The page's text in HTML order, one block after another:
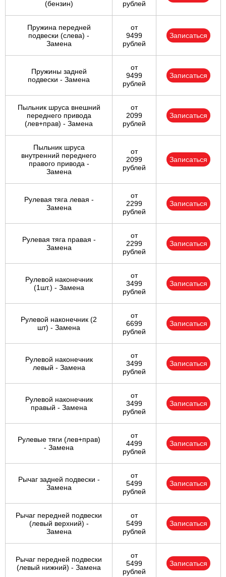
(бензин)
рублей
Пружина передней
подвески (слева) -
Замена
от
9499
рублей
Записаться
Пружины задней
подвески - Замена
от
9499
рублей
Записаться
Пыльник шруса внешний
переднего привода
(лев+прав) - Замена
от
2099
рублей
Записаться
Пыльник шруса
внутренний переднего
правого привода -
Замена
от
2099
рублей
Записаться
Рулевая тяга левая -
Замена
от
2299
рублей
Записаться
Рулевая тяга правая -
Замена
от
2299
рублей
Записаться
Рулевой наконечник
(1шт.) - Замена
от
3499
рублей
Записаться
Рулевой наконечник (2
шт) - Замена
от
6699
рублей
Записаться
Рулевой наконечник
левый - Замена
от
3499
рублей
Записаться
Рулевой наконечник
правый - Замена
от
3499
рублей
Записаться
Рулевые тяги (лев+прав)
- Замена
от
4499
рублей
Записаться
Рычаг задней подвески -
Замена
от
5499
рублей
Записаться
Рычаг передней подвески
(левый верхний) -
Замена
от
5499
рублей
Записаться
Рычаг передней подвески
(левый нижний) - Замена
от
5499
рублей
Записаться